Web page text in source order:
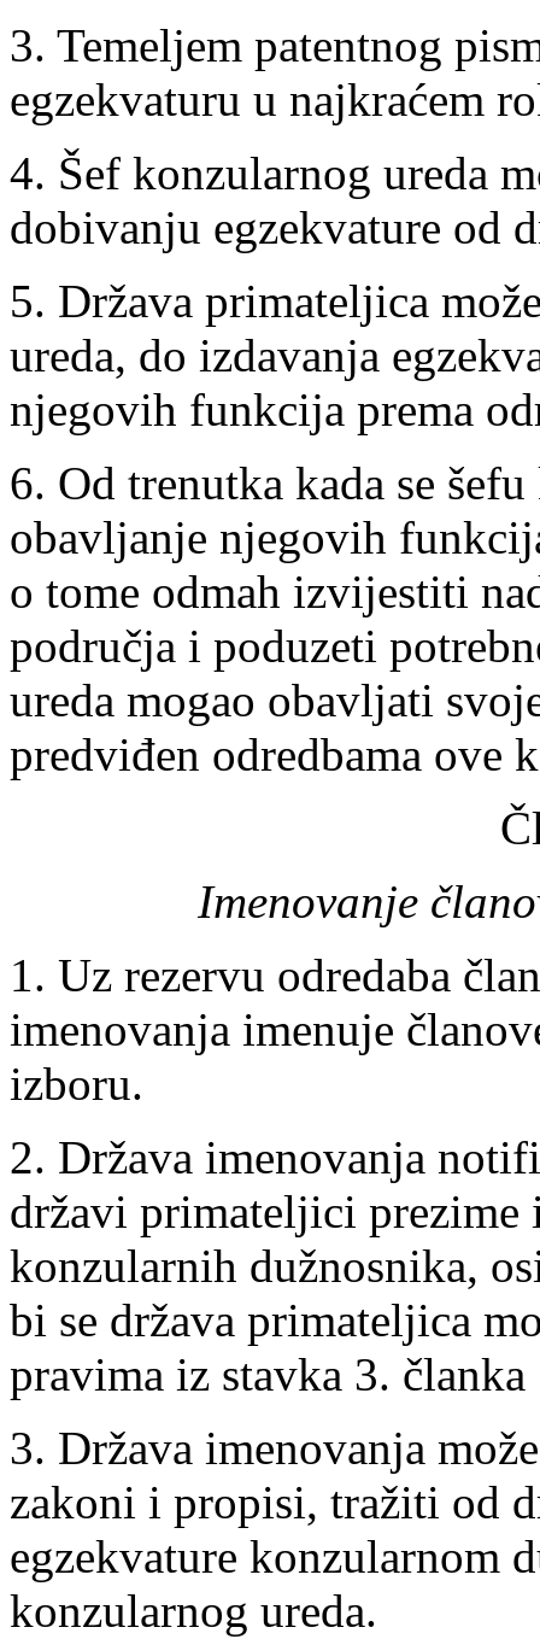
3. Temeljem patentnog
egzekvaturu u najkraćem
4. Šef konzularnog ureda
dobivanju egzekvature od
5. Država primateljica
ureda, do izdavanja
njegovih funkcija prema
6. Od trenutka kada se
obavljanje njegovih
o tome odmah izvijestiti
područja i poduzeti
ureda mogao obavljati
predviđen odredbama ove
Imenovanje
1. Uz rezervu odredaba
imenovanja imenuje
izboru.
2. Država imenovanja
državi primateljici
konzularnih dužnosnika,
bi se država primateljica
pravima iz stavka 3.
3. Država imenovanja
zakoni i propisi, tražiti od
egzekvature konzularnom
konzularnog ureda.